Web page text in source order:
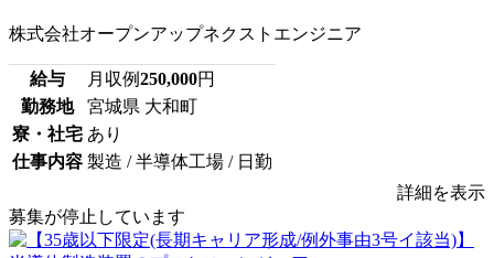
株式会社オープンアップネクストエンジニア
給与 月収例250,000円
勤務地
宮城県 大和町
寮・社宅 あり
仕事内容 製造 / 半導体工場 / 日勤
詳細を表示
募集が停止しています